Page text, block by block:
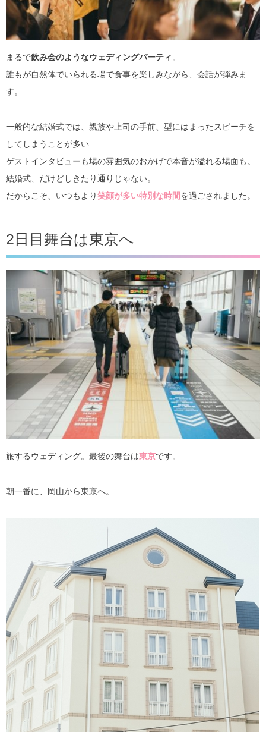
まるで飲み会のようなウェディングパーティ 。
誰もが自然体でいられる場で食事を楽しみながら、会話が弾みま
す。
一般的な結婚式では、親族や上司の手前、型にはまったスピーチを
してしまうことが多い
ゲストインタビューも場の雰囲気のおかげで本音が溢れる場面も。
結婚式、だけどしきたり通りじゃない。
だからこそ、いつもより笑顔が多い特別な時間を過ごされました。
2日目舞台は東京へ
旅するウェディング。最後の舞台は東京です。
朝一番に、岡山から東京へ。